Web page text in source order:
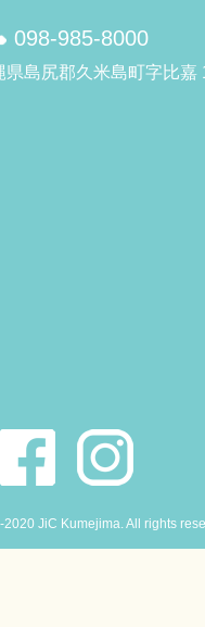
098-985-8000
県島尻郡久米島町字比嘉
JiC Kumejima. All rights